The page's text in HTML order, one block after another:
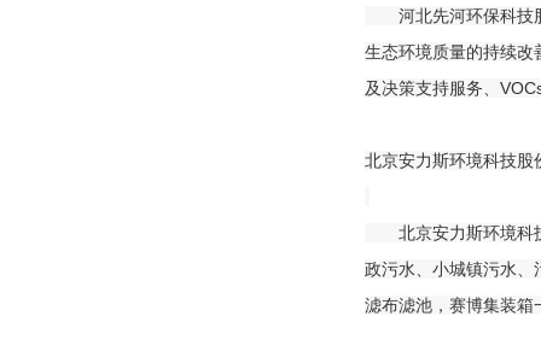
河北先河环保科技股
生态环境质量的持续改
及决策支持服务、
北京安力斯环境科技
北京安力斯环境科技
政污水、小城镇污水、
滤布滤池，赛博集装箱